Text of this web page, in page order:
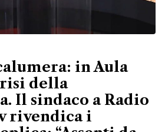
in Aula
della
Il sindaco a Radio
rivendica i